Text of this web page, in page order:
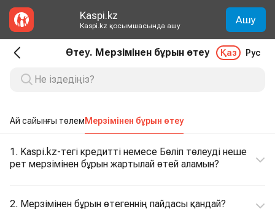
Kaspi.kz
Kaspi.kz қосымшасында ашу Ашу
Өтеу. Мерзімінен бұрын өтеу Қаз Рус
Ай сайынғы төлемМерзімінен бұрын өтеу
1. Kaspi.kz-тегі кредитті немесе Бөліп төлеуді неше
рет мерзімінен бұрын жартылай өтей аламын?
2. Мерзімінен бұрын өтегеннің пайдасы қандай?